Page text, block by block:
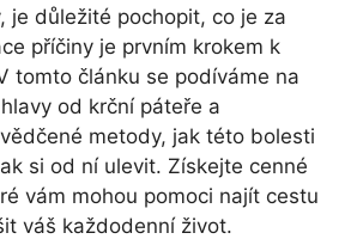
je důležité pochopit, co je za
příčiny je prvním krokem k
tomto článku se podíváme na
od krční páteře a
metody, jak této bolesti
si od ní ulevit. Získejte cenné
vám mohou pomoci najít cestu
váš každodenní život.